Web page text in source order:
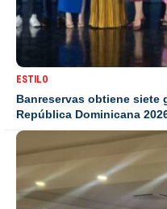
ESTILO
Banreservas obtiene siete
República Dominicana